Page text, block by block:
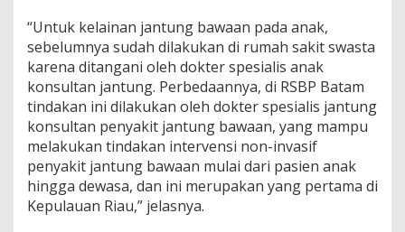
a
k
a
n
P
e
n
y
a
k
t
“Untuk kelainan jantung bawaan pada anak,
sebelumnya sudah dilakukan di rumah sakit swasta
karena ditangani oleh dokter spesialis anak
konsultan jantung. Perbedaannya, di RSBP Batam
tindakan ini dilakukan oleh dokter spesialis jantung
konsultan penyakit jantung bawaan, yang mampu
melakukan tindakan intervensi non-invasif
penyakit jantung bawaan mulai dari pasien anak
hingga dewasa, dan ini merupakan yang pertama di
Kepulauan Riau,” jelasnya.